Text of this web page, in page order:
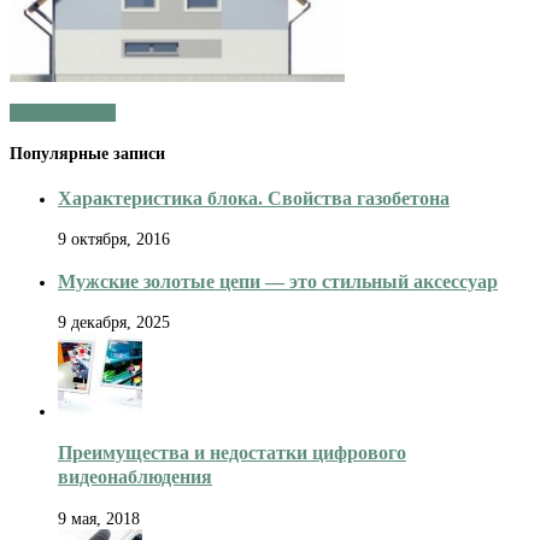
Популярные записи
Характеристика блока. Свойства газобетона
9 октября, 2016
Мужские золотые цепи — это стильный аксессуар
9 декабря, 2025
Преимущества и недостатки цифрового
видеонаблюдения
9 мая, 2018